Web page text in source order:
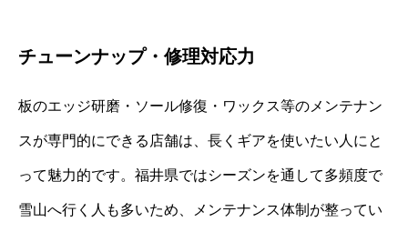
チューンナップ・修理対応力
板のエッジ研磨・ソール修復・ワックス等のメンテナン
スが専門的にできる店舗は、長くギアを使いたい人にと
って魅力的です。福井県ではシーズンを通して多頻度で
雪山へ行く人も多いため、メンテナンス体制が整ってい